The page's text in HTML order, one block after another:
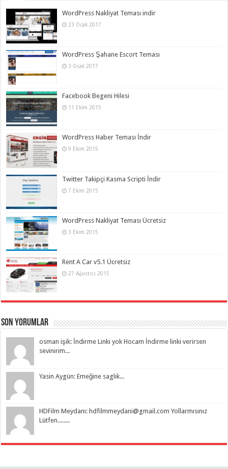
WordPress Nakliyat Teması indir
23 Ocak 2017
WordPress Şahane Escort Teması
3 Ocak 2017
Facebook Begeni Hilesi
11 Ekim 2015
WordPress Haber Teması İndir
9 Ekim 2015
Twitter Takipçi Kasma Scripti İndir
7 Ekim 2015
WordPress Nakliyat Teması Ücretsiz
3 Ekim 2015
Rent A Car v5.1 Ücretsiz
27 Ağustos 2015
Son Yorumlar
osman işik: İndirme Linki yok Hocam İndirme linki verirsen
sevinirim...
Yasin Aygün: Emeğine saglık...
HDFilm Meydanı: hdfilmmeydani@gmail.com Yollarmısınız
Lütfen........